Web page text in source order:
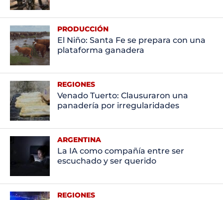
PRODUCCIÓN
El Niño: Santa Fe se prepara con una
plataforma ganadera
REGIONES
Venado Tuerto: Clausuraron una
panadería por irregularidades
ARGENTINA
La IA como compañía entre ser
escuchado y ser querido
REGIONES